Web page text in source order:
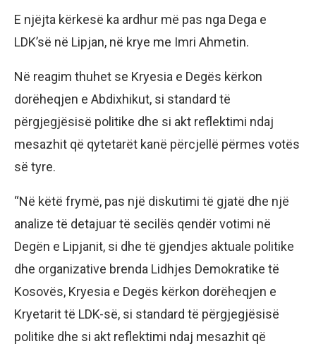
E njëjta kërkesë ka ardhur më pas nga Dega e
LDK’së në Lipjan, në krye me Imri Ahmetin.
Në reagim thuhet se Kryesia e Degës kërkon
dorëheqjen e Abdixhikut, si standard të
përgjegjësisë politike dhe si akt reflektimi ndaj
mesazhit që qytetarët kanë përcjellë përmes votës
së tyre.
“Në këtë frymë, pas një diskutimi të gjatë dhe një
analize të detajuar të secilës qendër votimi në
Degën e Lipjanit, si dhe të gjendjes aktuale politike
dhe organizative brenda Lidhjes Demokratike të
Kosovës, Kryesia e Degës kërkon dorëheqjen e
Kryetarit të LDK-së, si standard të përgjegjësisë
politike dhe si akt reflektimi ndaj mesazhit që